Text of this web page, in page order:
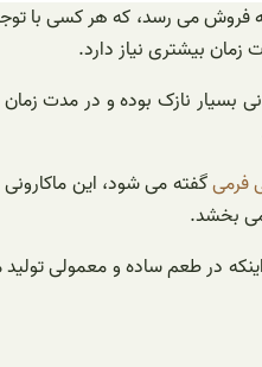
می رسد، که هر کسی با
بیشتری نیاز دارد.
بسیار نازک بوده و در مدت
فرمیگفته می شود، این
می بخشد.
در طعم ساده و معمولی